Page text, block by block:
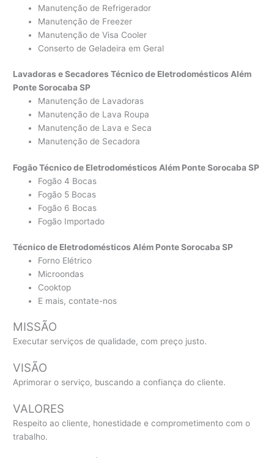
Manutenção de Refrigerador
Manutenção de Freezer
Manutenção de Visa Cooler
Conserto de Geladeira em Geral
Lavadoras e Secadores Técnico de Eletrodomésticos Além
Ponte Sorocaba SP
Manutenção de Lavadoras
Manutenção de Lava Roupa
Manutenção de Lava e Seca
Manutenção de Secadora
Fogão Técnico de Eletrodomésticos Além Ponte Sorocaba SP
Fogão 4 Bocas
Fogão 5 Bocas
Fogão 6 Bocas
Fogão Importado
Técnico de Eletrodomésticos Além Ponte Sorocaba SP
Forno Elétrico
Microondas
Cooktop
E mais, contate-nos
MISSÃO
Executar serviços de qualidade, com preço justo.
VISÃO
Aprimorar o serviço, buscando a confiança do cliente.
VALORES
Respeito ao cliente, honestidade e comprometimento com o
trabalho.